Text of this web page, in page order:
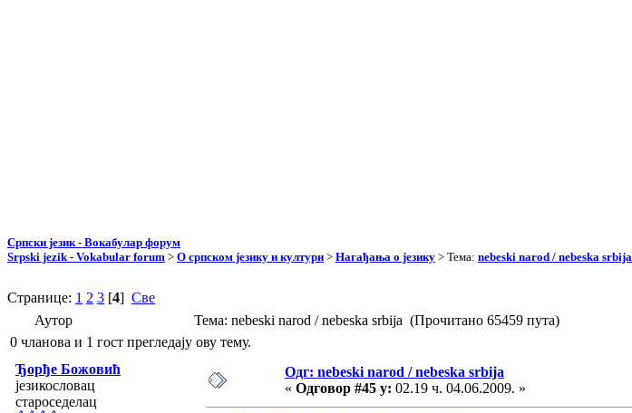
Српски језик - Вокабулар форум
Srpski jezik - Vokabular forum > О српском језику и култури > Нагађања о језику > Тема: nebeski narod / nebeska srbija
Странице: 1 2 3 [4] Све
Аутор
Тема: nebeski narod / nebeska srbija (Прочитано 65459 пута)
0 чланова и 1 гост прегледају ову тему.
Ђорђе Божовић
језикословац
староседелац
Одг: nebeski narod / nebeska srbija
« Одговор #45 у: 02.19 ч. 04.06.2009. »